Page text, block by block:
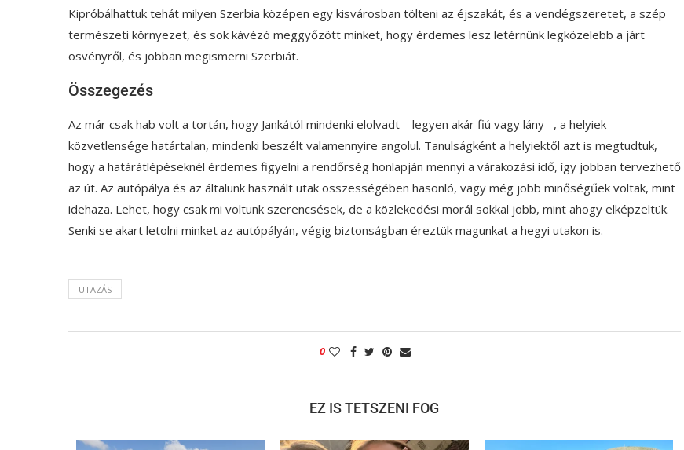
Kipróbálhattuk tehát milyen Szerbia középen egy kisvárosban tölteni az éjszakát, és a vendégszeretet, a szép
természeti környezet, és sok kávézó meggyőzött minket, hogy érdemes lesz letérnünk legközelebb a járt
ösvényről, és jobban megismerni Szerbiát.
Összegezés
Az már csak hab volt a tortán, hogy Jankától mindenki elolvadt – legyen akár fiú vagy lány –, a helyiek
közvetlensége határtalan, mindenki beszélt valamennyire angolul. Tanulságként a helyiektől azt is megtudtuk,
hogy a határátlépéseknél érdemes figyelni a rendőrség honlapján mennyi a várakozási idő, így jobban tervezhető
az út. Az autópálya és az általunk használt utak összességében hasonló, vagy még jobb minőségűek voltak, mint
idehaza. Lehet, hogy csak mi voltunk szerencsések, de a közlekedési morál sokkal jobb, mint ahogy elképzeltük.
Senki se akart letolni minket az autópályán, végig biztonságban éreztük magunkat a hegyi utakon is.
UTAZÁS
0
EZ IS TETSZENI FOG